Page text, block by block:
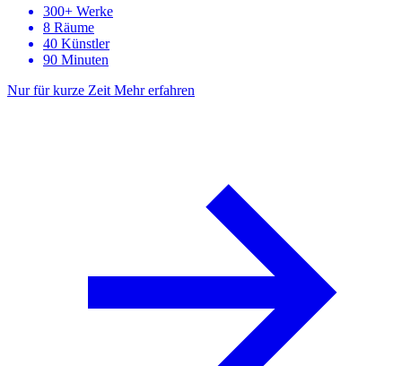
300+ Werke
8 Räume
40 Künstler
90 Minuten
Nur für kurze Zeit Mehr erfahren